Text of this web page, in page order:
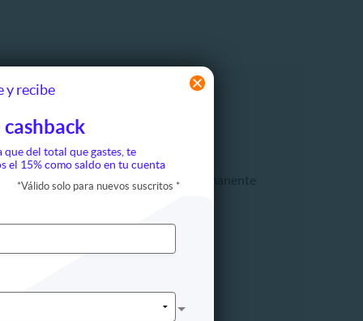
y recibe
cashback
que del total que gastes, te
el 15% como saldo en tu cuenta
*Válido solo para nuevos suscritos *
Cejas
Labios
Maquillaje permanente